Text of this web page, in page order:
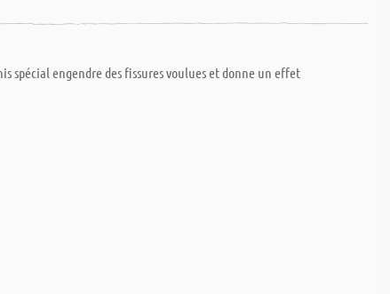
spécial engendre des fissures voulues et donne un effet